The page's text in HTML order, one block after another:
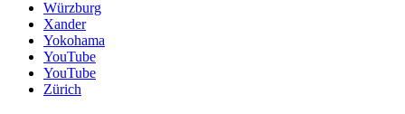
Würzburg
Xander
Yokohama
YouTube
YouTube
Zürich